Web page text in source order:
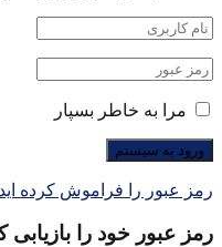
مرا به خاطر بسپار
رمز عبور را فراموش کرده
رمز عبور خود را بازیابی